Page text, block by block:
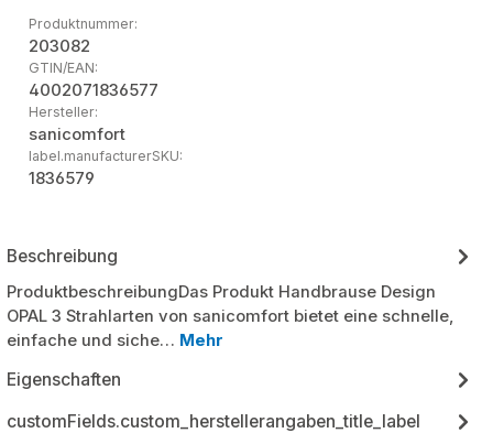
Produktnummer:
203082
GTIN/EAN:
4002071836577
Hersteller:
sanicomfort
label.manufacturerSKU:
1836579
Beschreibung
ProduktbeschreibungDas Produkt Handbrause Design
OPAL 3 Strahlarten von sanicomfort bietet eine schnelle,
einfache und siche… Mehr
Eigenschaften
customFields.custom_herstellerangaben_title_label